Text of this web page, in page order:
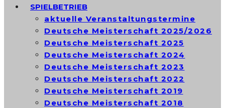
SPIELBETRIEB
aktuelle Veranstaltungstermine
Deutsche Meisterschaft 2025/2026
Deutsche Meisterschaft 2025
Deutsche Meisterschaft 2024
Deutsche Meisterschaft 2023
Deutsche Meisterschaft 2022
Deutsche Meisterschaft 2019
Deutsche Meisterschaft 2018